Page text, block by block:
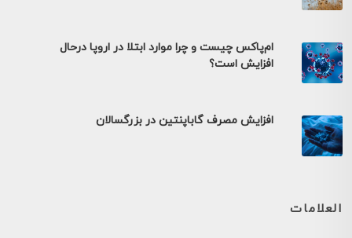
ام‌پاکس چیست و چرا موارد ابتلا در اروپا درحال
افزایش است؟
افزایش مصرف گاباپنتین در بزرگسالان
العلامات